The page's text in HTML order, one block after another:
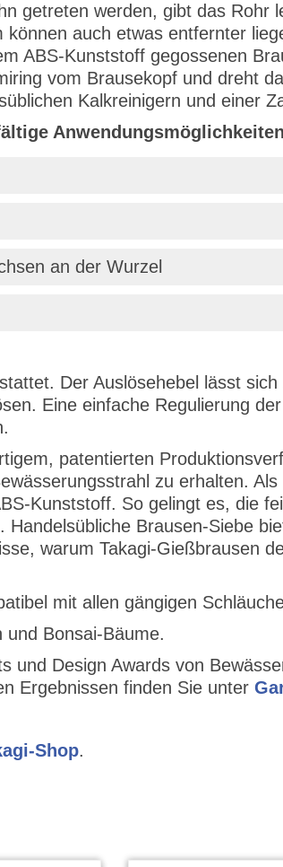
getreten werden, gibt das Rohr
auch etwas entfernter
ABS-Kunststoff gegossenen
vom Brausekopf und dreht
Kalkreinigern und einer
an der Wurzel
Der Auslösehebel lässt sich
Eine einfache Regulierung der
patentierten
zu erhalten. Als
Kunststoff. So gelingt es, die
Brausen-Siebe
warum Takagi-Gießbrausen
mit allen gängigen
Bonsai-Bäume.
und Design Awards von
Ergebnissen finden Sie unter
Shop.